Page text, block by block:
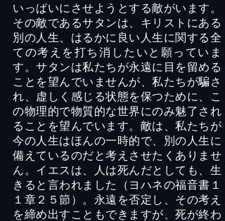
いっぱいにさせようとする敵がいます。
その敵であるサタンは、キリストにある
別の人生、はるかに良い人生に関する全
ての考えを打ち消したいと願っていま
す。サタンは私たちが永遠に目を留める
ことを望んでいませんが、私たちが騙さ
れ、虚しく感じる状態を保つために、こ
の物理的で物質的な世界にのみ魅了され
ることを望んでいます。敵は、私たちが
今の人生はほんの一時的で、別の人生に
備えているのだと考えさせたくありませ
ん。イエスは、人は死んだとしても、生
きると言われました（ヨハネの福音書１
１章２５節）。永遠を否定し、その考え
を締め出すこともできますが、死が終わ